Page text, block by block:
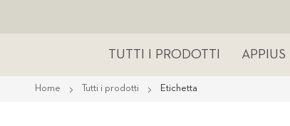
TUTTI I PRODOTTI APPIUS
Home Tutti i prodotti Etichetta